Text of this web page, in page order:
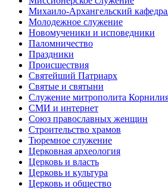
Михаило-Архангельский
Молодежное служение
Новомученики и исповедники
Паломничество
Праздники
Происшествия
Святейший Патриарх
Святые и святыни
Служение митрополита
СМИ и интернет
Союз православных женщин
Строительство храмов
Тюремное служение
Церковная археология
Церковь и власть
Церковь и культура
Церковь и общество